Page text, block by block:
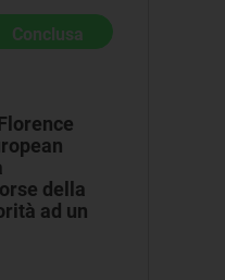
Conclusa
della
ad un